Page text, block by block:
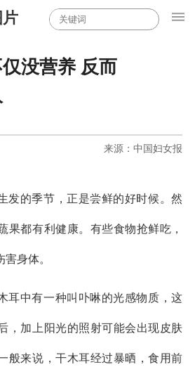
没营养 反而
来源：中国妇女报
发的季节，正是尝鲜的好时候。然
果都有利健康。有些食物抢鲜吃，
身体。
耳中有一种叫卟啉的光感物质，这
，加上阳光的照射可能会出现皮肤
般来说，干木耳经过暴晒，食用前